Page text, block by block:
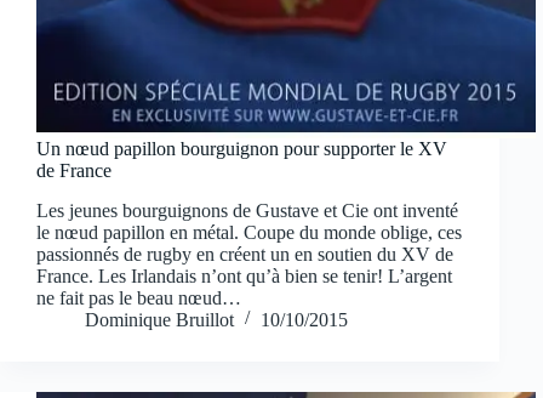
Un nœud papillon bourguignon pour supporter le XV
de France
Les jeunes bourguignons de Gustave et Cie ont inventé
le nœud papillon en métal. Coupe du monde oblige, ces
passionnés de rugby en créent un en soutien du XV de
France. Les Irlandais n’ont qu’à bien se tenir! L’argent
ne fait pas le beau nœud…
Dominique Bruillot
10/10/2015